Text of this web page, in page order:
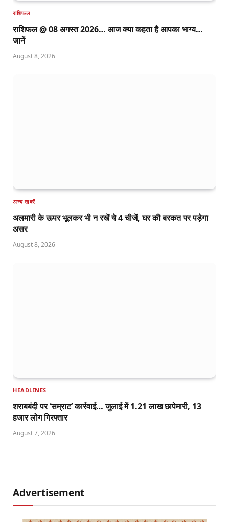
राशिफल
राशिफल @ 08 अगस्त 2026… आज क्या कहता है आपका भाग्य…
जानें
August 8, 2026
अन्य खबरें
अलमारी के ऊपर भूलकर भी न रखें ये 4 चीजें, घर की बरकत पर पड़ेगा
असर
August 8, 2026
HEADLINES
शराबबंदी पर ‘सम्राट’ कार्रवाई… जुलाई में 1.21 लाख छापेमारी, 13
हजार लोग गिरफ्तार
August 7, 2026
Advertisement